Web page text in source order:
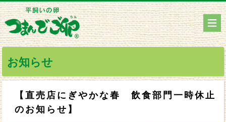
お知らせ
【直売店にぎやかな春 飲食部門一時休止
のお知らせ】